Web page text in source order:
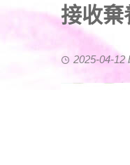
接收棄
2025-04-12